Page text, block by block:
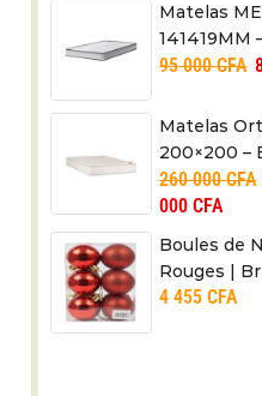
Matelas
141419MM
95 000CFA
Matelas
200×200 –
260 000CFA
000CFA
Boules de
Rouges |
Scintillant
4 455CFA